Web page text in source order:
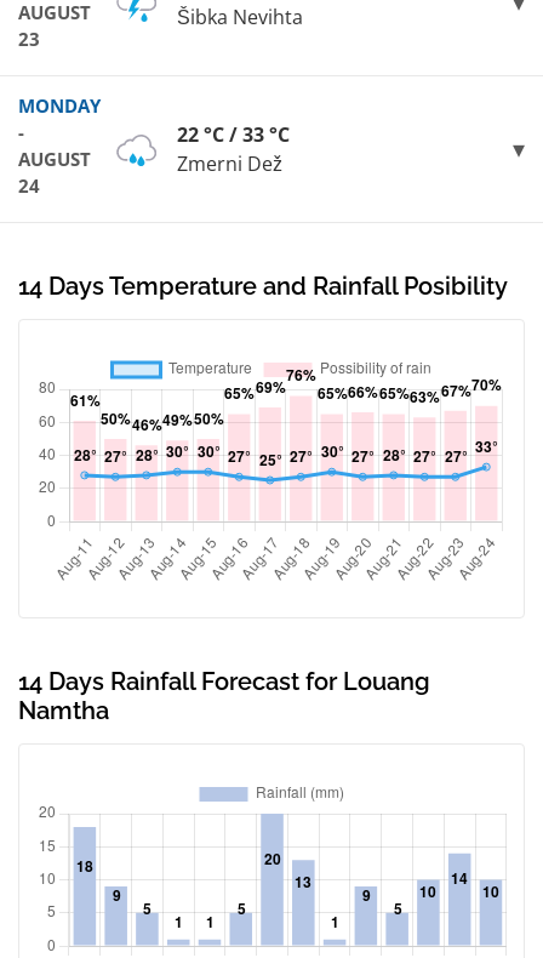
AUGUST
23
Šibka Nevihta
MONDAY
-
AUGUST
24
22 °C / 33 °C
Zmerni Dež
14 Days Temperature and Rainfall Posibility
14 Days Rainfall Forecast for Louang
Namtha